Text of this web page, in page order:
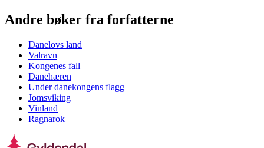
Andre bøker fra forfatterne
Danelovs land
Valravn
Kongenes fall
Danehæren
Under danekongens flagg
Jomsviking
Vinland
Ragnarok